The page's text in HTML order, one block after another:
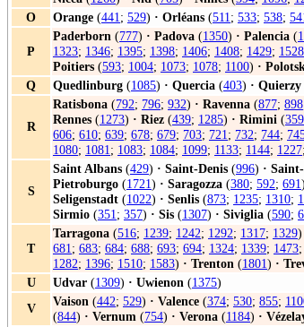
O
Orange (441; 529) · Orléans (511; 533; 538;
P
Paderborn (777) · Padova (1350) · Palencia (
1323; 1346; 1395; 1398; 1406; 1408; 1429; 1528
Poitiers (593; 1004; 1073; 1078; 1100) ·
Q
Quedlinburg (1085) · Quercia (403) · Quierzy
R
Ratisbona (792; 796; 932) · Ravenna (877; 898
Rennes (1273) · Riez (439; 1285) · Rimini (359
606; 610; 639; 678; 679; 703; 721; 732; 744;
1080; 1081; 1083; 1084; 1099; 1133; 1144; 1227;
S
Saint Albans (429) · Saint-Denis (996) ·
Pietroburgo (1721) · Saragozza (380; 592; 691)
Seligenstadt (1022) · Senlis (873; 1235; 1310;
Sirmio (351; 357) · Sis (1307) · Siviglia (590;
T
Tarragona (516; 1239; 1242; 1292; 1317; 1329)
681; 683; 684; 688; 693; 694; 1324; 1339; 1473;
1282; 1396; 1510; 1583) · Trenton (1801) ·
U
Udvar (1309) · Uwienon (1375)
V
Vaison (442; 529) · Valence (374; 530; 855;
(844) · Vernum (754) · Verona (1184) ·